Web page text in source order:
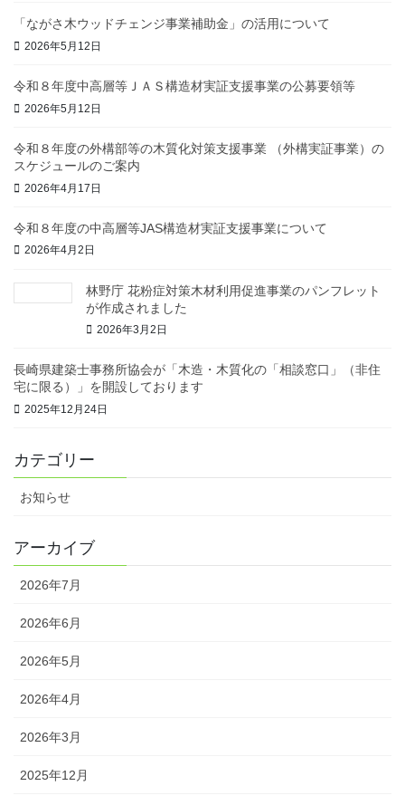
「ながさ木ウッドチェンジ事業補助金」の活用について
2026年5月12日
令和８年度中高層等ＪＡＳ構造材実証支援事業の公募要領等
2026年5月12日
令和８年度の外構部等の木質化対策支援事業 （外構実証事業）の
スケジュールのご案内
2026年4月17日
令和８年度の中高層等JAS構造材実証支援事業について
2026年4月2日
林野庁 花粉症対策木材利用促進事業のパンフレット
が作成されました
2026年3月2日
長崎県建築士事務所協会が「木造・木質化の「相談窓口」（非住
宅に限る）」を開設しております
2025年12月24日
カテゴリー
お知らせ
アーカイブ
2026年7月
2026年6月
2026年5月
2026年4月
2026年3月
2025年12月